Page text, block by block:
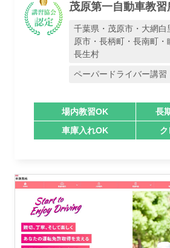
茂原第一自動車教習
千葉県・茂原市・大網白
原市・長柄町・長南町・
長生村
ペーパードライバー講習
場内教習OK
長
車庫入れOK